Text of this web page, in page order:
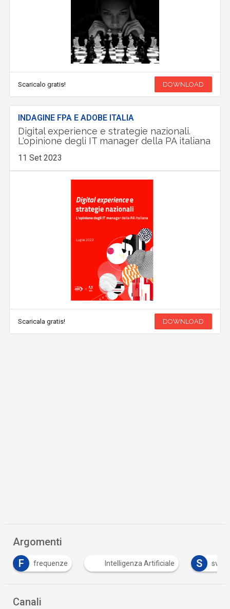
Scaricalo gratis! DOWNLOAD
INDAGINE FPA E ADOBE ITALIA
Digital experience e strategie nazionali.
L'opinione degli IT manager della PA italiana
11 Set 2023
Scaricala gratis! DOWNLOAD
Argomenti
F
frequenze Intelligenza Artificiale S
Canali